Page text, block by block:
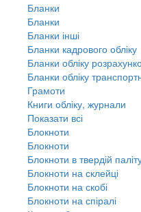
Бланки
Бланки
Бланки інші
Бланки кадрового обліку
Бланки обліку
Бланки обліку
Грамоти
Книги обліку, журнали
Показати всі
Блокноти
Блокноти
Блокноти в твердій
Блокноти на склейці
Блокноти на скобі
Блокноти на спіралі